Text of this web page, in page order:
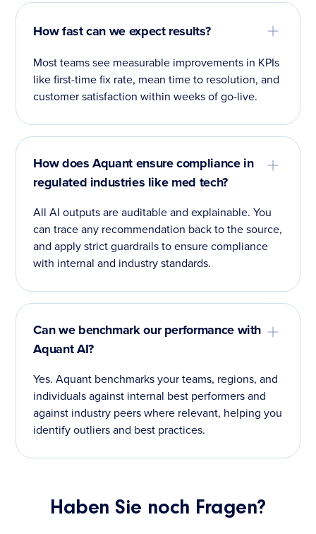
How fast can we expect results?
Most teams see measurable improvements in KPIs
like first-time fix rate, mean time to resolution, and
customer satisfaction within weeks of go-live.
How does Aquant ensure compliance in
regulated industries like med tech?
All AI outputs are auditable and explainable. You
can trace any recommendation back to the source,
and apply strict guardrails to ensure compliance
with internal and industry standards.
Can we benchmark our performance with
Aquant AI?
Yes. Aquant benchmarks your teams, regions, and
individuals against internal best performers and
against industry peers where relevant, helping you
identify outliers and best practices.
Haben Sie noch Fragen?